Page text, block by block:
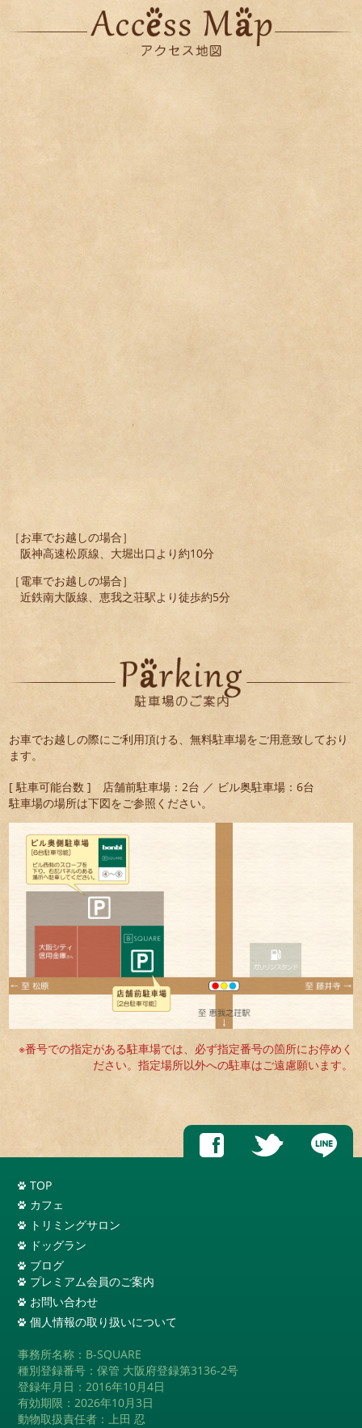
［お車でお越しの場合］
阪神高速松原線、大堀出口より約10分
［電車でお越しの場合］
近鉄南大阪線、恵我之荘駅より徒歩約5分
お車でお越しの際にご利用頂ける、無料駐車場をご用意致しており
ます。
[ 駐車可能台数 ] 店舗前駐車場：2台 ／ ビル奥駐車場：6台
駐車場の場所は下図をご参照ください。
※番号での指定がある駐車場では、必ず指定番号の箇所にお停めく
ださい。指定場所以外への駐車はご遠慮願います。
TOP
カフェ
トリミングサロン
ドッグラン
ブログ
プレミアム会員のご案内
お問い合わせ
個人情報の取り扱いについて
事務所名称：B-SQUARE
種別登録番号：保管 大阪府登録第3136-2号
登録年月日：2016年10月4日
有効期限：2026年10月3日
動物取扱責任者：上田 忍